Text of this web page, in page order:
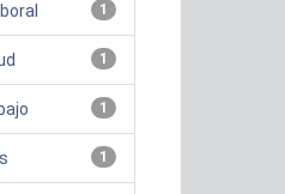
1
1
1
1